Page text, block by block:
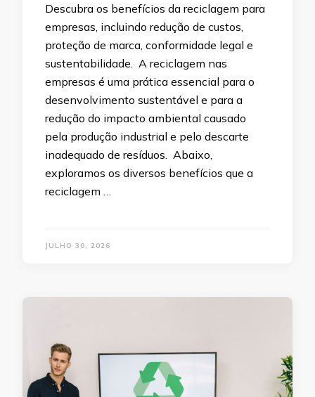
Descubra os benefícios da reciclagem para
empresas, incluindo redução de custos,
proteção de marca, conformidade legal e
sustentabilidade. A reciclagem nas
empresas é uma prática essencial para o
desenvolvimento sustentável e para a
redução do impacto ambiental causado
pela produção industrial e pelo descarte
inadequado de resíduos. Abaixo,
exploramos os diversos benefícios que a
reciclagem …
JULHO 30, 2026